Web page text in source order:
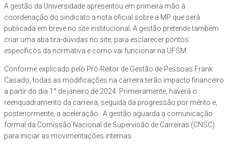
A gestão da Universidade apresentou em primeira mão à
coordenação do sindicato a nota oficial sobre a MP que será
publicada em breve no site institucional. A gestão pretende também
criar uma aba tira-dúvidas no site, para esclarecer pontos
específicos da normativa e como vai funcionar na UFSM.
Conforme explicado pelo Pró-Reitor de Gestão de Pessoas Frank
Casado, todas as modificações na carreira terão impacto financeiro
a partir do dia 1° de janeiro de 2024. Primeiramente, haverá o
reenquadramento da carreira, seguida da progressão por mérito e,
posteriormente, a aceleração. A gestão aguarda a comunicação
formal da Comissão Nacional de Supervisão de Carreiras (CNSC)
para iniciar as movimentações internas.